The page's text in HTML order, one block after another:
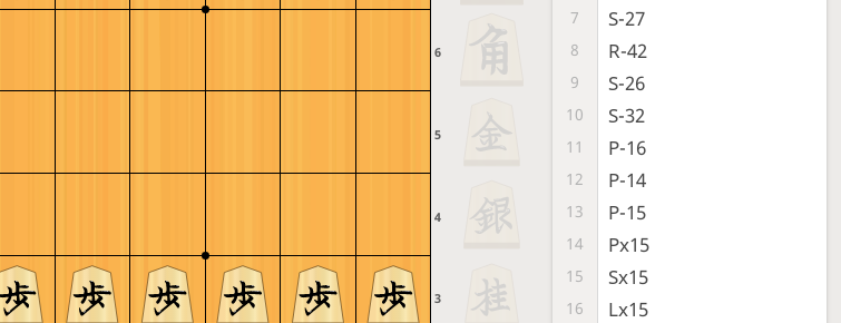
6
5
4
3
7 S-27
8 R-42
9 S-26
10 S-32
11 P-16
12 P-14
13 P-15
14 Px15
15 Sx15
16 Lx15